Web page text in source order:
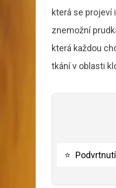
která se projeví
znemožní
která každou
tkání v oblasti
⭐ Podvrtnutí